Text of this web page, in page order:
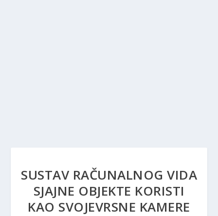
SUSTAV RAČUNALNOG VIDA
SJAJNE OBJEKTE KORISTI
KAO SVOJEVRSNE KAMERE